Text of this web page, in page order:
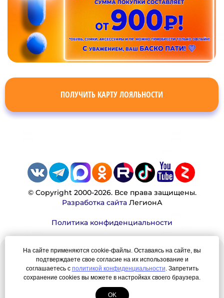
ПОЛУЧИТЬ КАРТУ ЛОЯЛЬНОСТИ
© Copyright 2000-2026. Все права защищены.
Разработка сайтаЛегионА
Политика конфиденциальности
Наша миссия:
Мы — честно, много, давно продаем вещи,
которые Вы ищете. Для нас главная ценность —
На сайте применяются cookie-файлы. Оставаясь на сайте, вы
подтверждаете свое согласие на их использование и
соглашаетесь с политикой конфиденциальности. Запретить
сохранение cookies вы можете в настройках своего браузера.
OK